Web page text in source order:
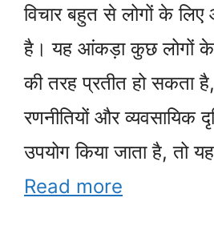
विचार बहुत से लोगों के
है। यह आंकड़ा कुछ लोगों
की तरह प्रतीत हो सकता
रणनीतियों और व्यवसायिक
उपयोग किया जाता है, तो
Read more